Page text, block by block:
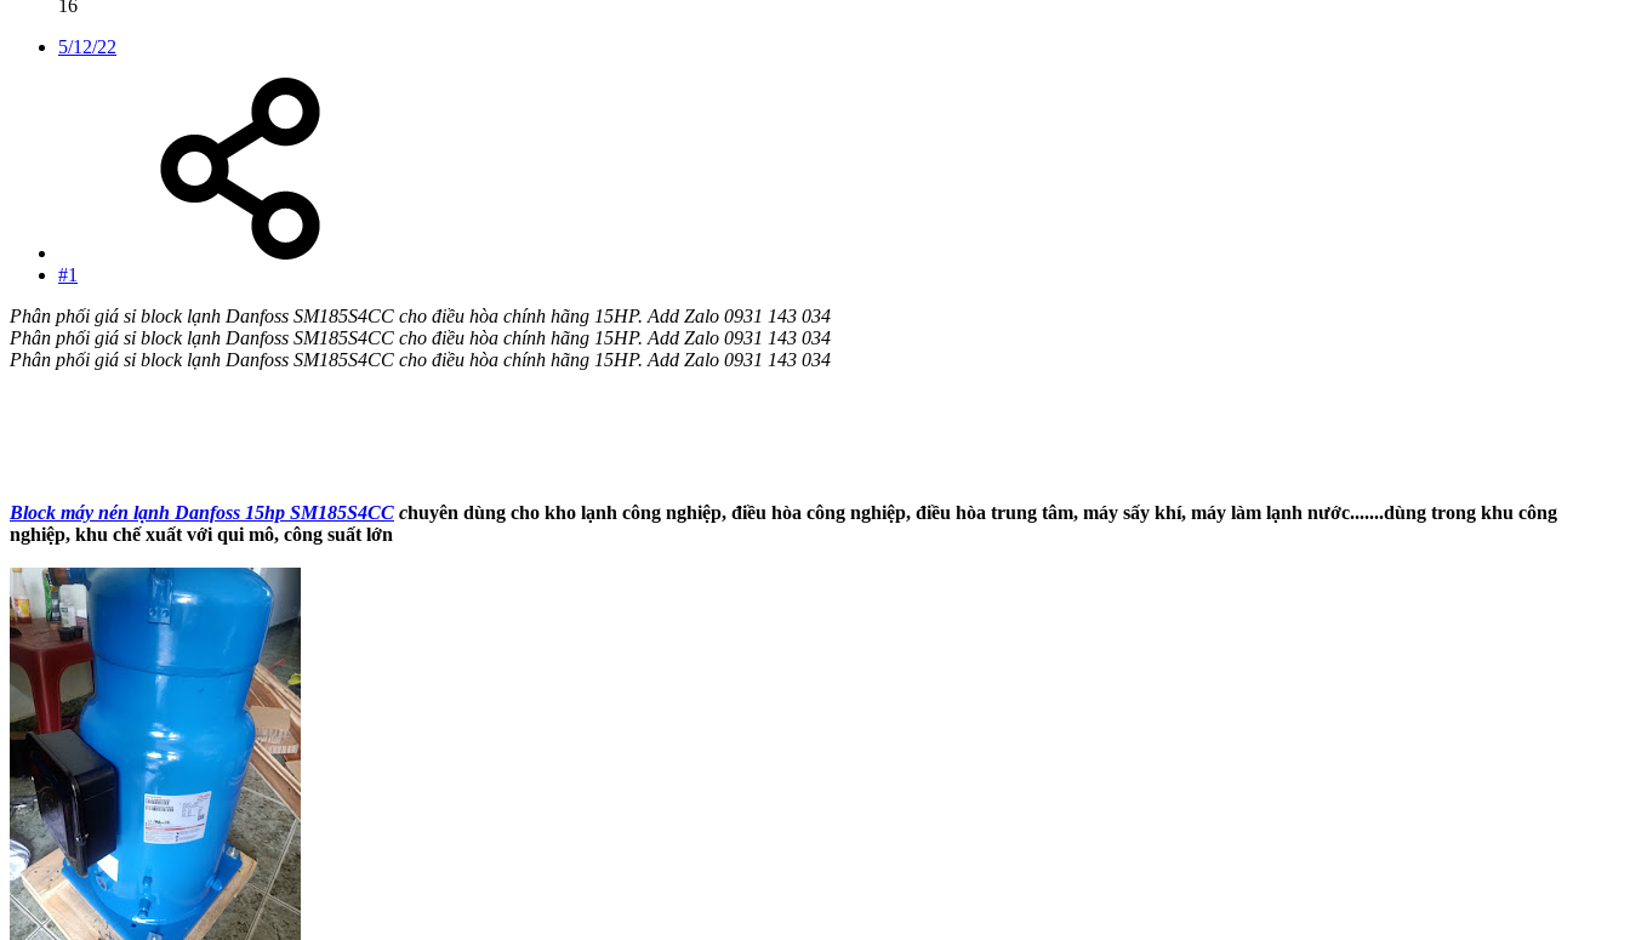
16
5/12/22
#1
Phân phối giá sỉ block lạnh Danfoss SM185S4CC cho điều hòa chính hãng 15HP. Add Zalo 0931 143 034
Phân phối giá sỉ block lạnh Danfoss SM185S4CC cho điều hòa chính hãng 15HP. Add Zalo 0931 143 034
Phân phối giá sỉ block lạnh Danfoss SM185S4CC cho điều hòa chính hãng 15HP. Add Zalo 0931 143 034
Block máy nén lạnh Danfoss 15hp SM185S4CC chuyên dùng cho kho lạnh công nghiệp, điều hòa công nghiệp, điều hòa trung tâm, máy sấy khí, máy làm lạnh nước.......dùng trong khu công
nghiệp, khu chế xuất với qui mô, công suất lớn